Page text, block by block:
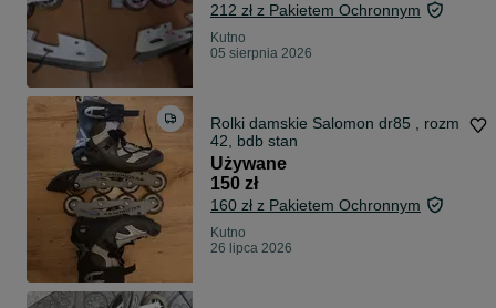
212 zł z Pakietem Ochronnym
Kutno
05 sierpnia 2026
Rolki damskie Salomon dr85 , rozm
42, bdb stan
Używane
150 zł
160 zł z Pakietem Ochronnym
Kutno
26 lipca 2026